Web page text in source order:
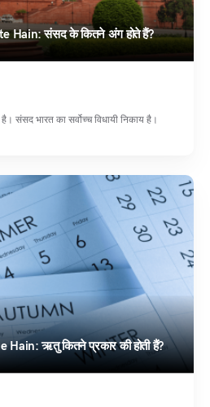
Hain: संसद के कितने अंग होते हैं?
संसद भारत का सर्वोच्‍च विधायी निकाय है।
ऋतु कितने प्रकार की होती हैं?